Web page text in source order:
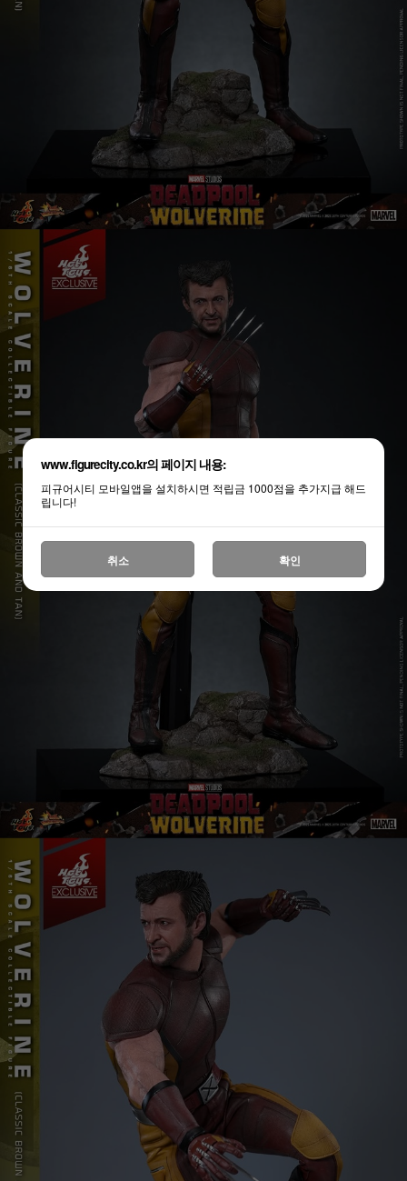
www.figurecity.co.kr의 페이지 내용:
피규어시티 모바일앱을 설치하시면 적립금 1000점을 추가지급 해드
립니다!
취소 확인